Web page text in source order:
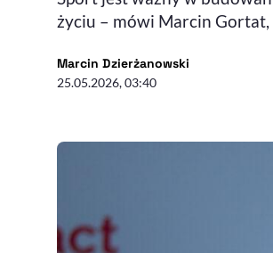
życiu – mówi Marcin Gortat,
Marcin Dzierżanowski
25.05.2026, 03:40